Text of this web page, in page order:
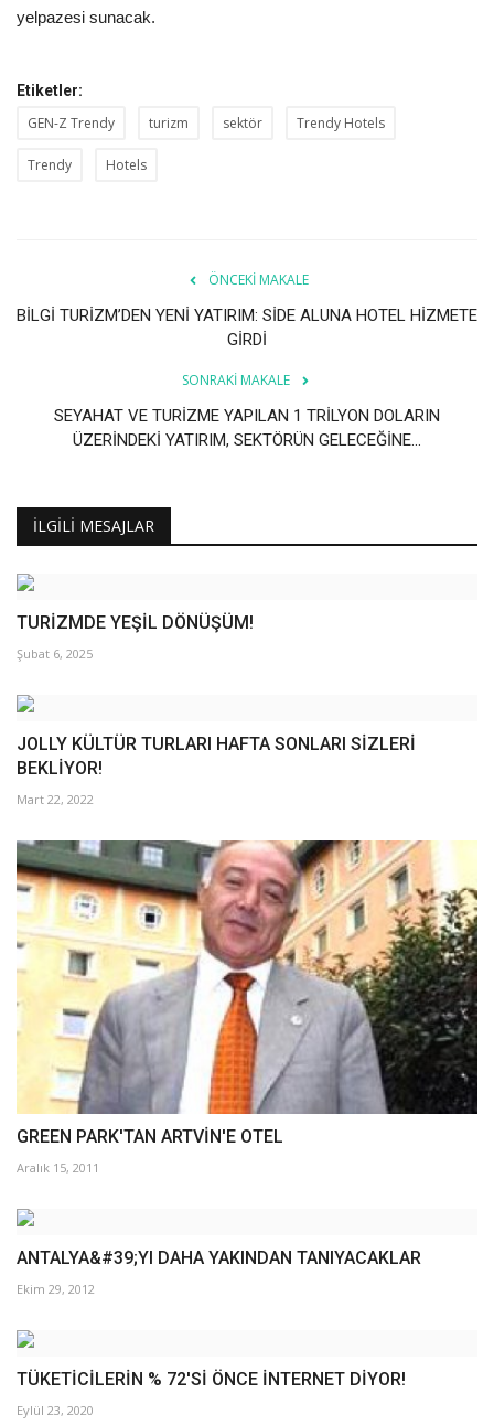
yelpazesi sunacak.
Etiketler:
GEN-Z Trendy turizm sektör Trendy Hotels
Trendy Hotels
ÖNCEKI MAKALE
BİLGİ TURİZM’DEN YENİ YATIRIM: SİDE ALUNA HOTEL HİZMETE
GİRDİ
SONRAKI MAKALE
SEYAHAT VE TURİZME YAPILAN 1 TRİLYON DOLARIN
ÜZERİNDEKİ YATIRIM, SEKTÖRÜN GELECEĞİNE...
İLGILI MESAJLAR
TURİZMDE YEŞİL DÖNÜŞÜM!
Şubat 6, 2025
JOLLY KÜLTÜR TURLARI HAFTA SONLARI SİZLERİ
BEKLİYOR!
Mart 22, 2022
GREEN PARK'TAN ARTVİN'E OTEL
Aralık 15, 2011
ANTALYA&#39;YI DAHA YAKINDAN TANIYACAKLAR
Ekim 29, 2012
TÜKETİCİLERİN % 72'Sİ ÖNCE İNTERNET DİYOR!
Eylül 23, 2020